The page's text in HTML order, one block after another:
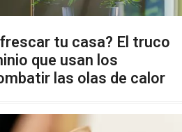
tu casa? El truco
que usan los
las olas de calor